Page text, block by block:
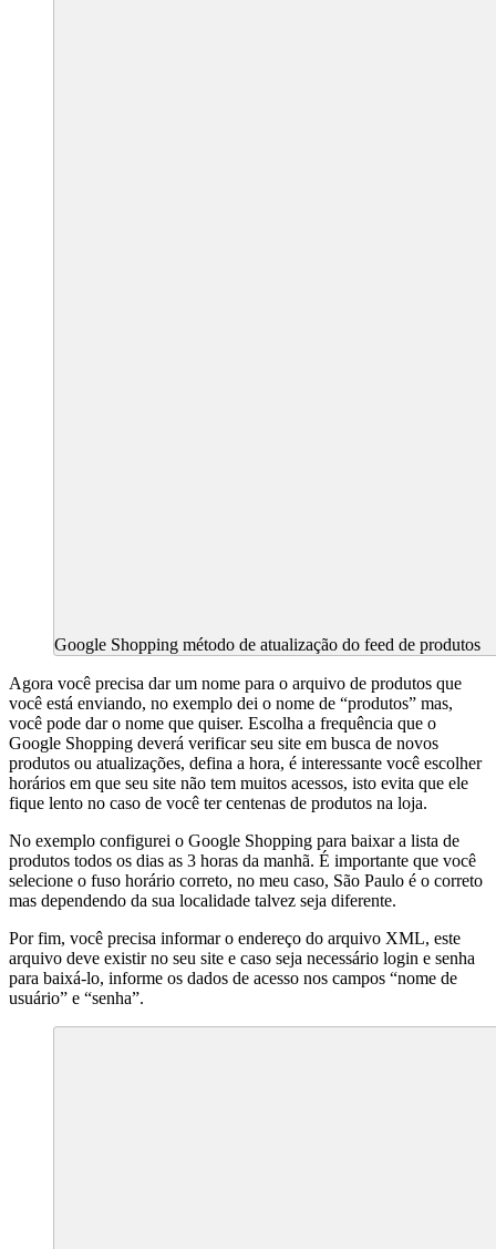
Google Shopping método de atualização do feed de produtos
Agora você precisa dar um nome para o arquivo de produtos que
você está enviando, no exemplo dei o nome de “produtos” mas,
você pode dar o nome que quiser. Escolha a frequência que o
Google Shopping deverá verificar seu site em busca de novos
produtos ou atualizações, defina a hora, é interessante você escolher
horários em que seu site não tem muitos acessos, isto evita que ele
fique lento no caso de você ter centenas de produtos na loja.
No exemplo configurei o Google Shopping para baixar a lista de
produtos todos os dias as 3 horas da manhã. É importante que você
selecione o fuso horário correto, no meu caso, São Paulo é o correto
mas dependendo da sua localidade talvez seja diferente.
Por fim, você precisa informar o endereço do arquivo XML, este
arquivo deve existir no seu site e caso seja necessário login e senha
para baixá-lo, informe os dados de acesso nos campos “nome de
usuário” e “senha”.